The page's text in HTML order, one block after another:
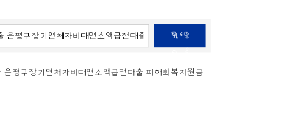
ရှာဖွေ
평구장기연체자비대면소액급전대출 피해회복지원금